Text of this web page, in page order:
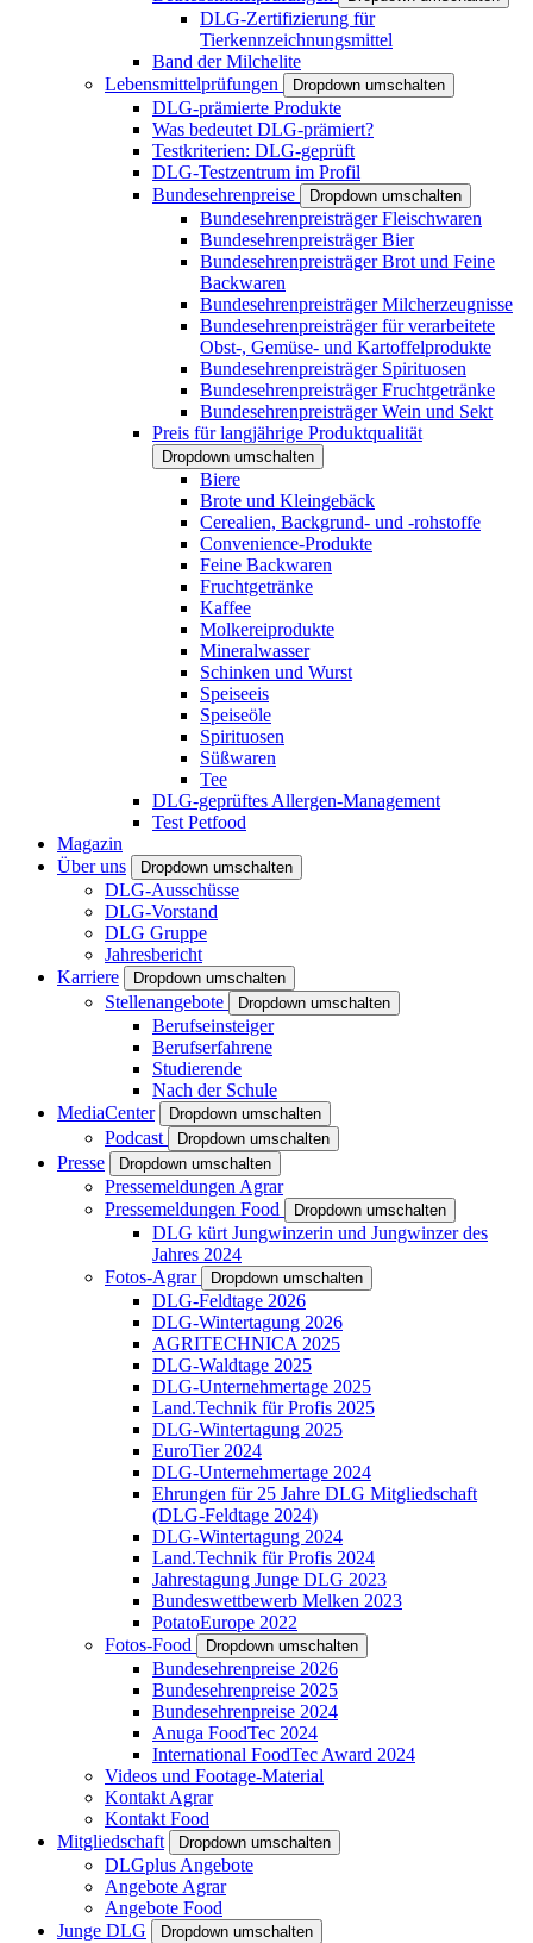
DLG-Zertifizierung für
Tierkennzeichnungsmittel
Band der Milchelite
Lebensmittelprüfungen
Dropdown umschalten
DLG-prämierte Produkte
Was bedeutet DLG-prämiert?
Testkriterien: DLG-geprüft
DLG-Testzentrum im Profil
Bundesehrenpreise
Dropdown umschalten
Bundesehrenpreisträger Fleischwaren
Bundesehrenpreisträger Bier
Bundesehrenpreisträger Brot und Feine
Backwaren
Bundesehrenpreisträger Milcherzeugnisse
Bundesehrenpreisträger für verarbeitete
Obst-, Gemüse- und Kartoffelprodukte
Bundesehrenpreisträger Spirituosen
Bundesehrenpreisträger Fruchtgetränke
Bundesehrenpreisträger Wein und Sekt
Preis für langjährige Produktqualität
Dropdown umschalten
Biere
Brote und Kleingebäck
Cerealien, Backgrund- und -rohstoffe
Convenience-Produkte
Feine Backwaren
Fruchtgetränke
Kaffee
Molkereiprodukte
Mineralwasser
Schinken und Wurst
Speiseeis
Speiseöle
Spirituosen
Süßwaren
Tee
DLG-geprüftes Allergen-Management
Test Petfood
Magazin
Über uns
Dropdown umschalten
DLG-Ausschüsse
DLG-Vorstand
DLG Gruppe
Jahresbericht
Karriere
Dropdown umschalten
Stellenangebote Dropdown umschalten
Berufseinsteiger
Berufserfahrene
Studierende
Nach der Schule
MediaCenter
Dropdown umschalten
Podcast Dropdown umschalten
Presse Dropdown umschalten
Pressemeldungen Agrar
Pressemeldungen Food
Dropdown umschalten
DLG kürt Jungwinzerin und Jungwinzer des
Jahres 2024
Fotos-Agrar
Dropdown umschalten
DLG-Feldtage 2026
DLG-Wintertagung 2026
AGRITECHNICA 2025
DLG-Waldtage 2025
DLG-Unternehmertage 2025
Land.Technik für Profis 2025
DLG-Wintertagung 2025
EuroTier 2024
DLG-Unternehmertage 2024
Ehrungen für 25 Jahre DLG Mitgliedschaft
(DLG-Feldtage 2024)
DLG-Wintertagung 2024
Land.Technik für Profis 2024
Jahrestagung Junge DLG 2023
Bundeswettbewerb Melken 2023
PotatoEurope 2022
Fotos-Food
Dropdown umschalten
Bundesehrenpreise 2026
Bundesehrenpreise 2025
Bundesehrenpreise 2024
Anuga FoodTec 2024
International FoodTec Award 2024
Videos und Footage-Material
Kontakt Agrar
Kontakt Food
Mitgliedschaft
Dropdown umschalten
DLGplus Angebote
Angebote Agrar
Angebote Food
Junge DLG
Dropdown umschalten